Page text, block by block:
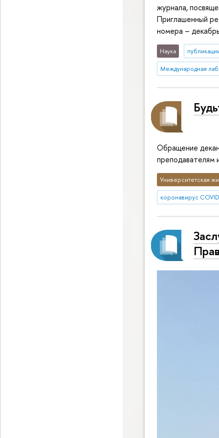
журнала,
Приглашенный
номера –
Наука
Международная
Обращение
преподавателям
Университетская
коронавирус